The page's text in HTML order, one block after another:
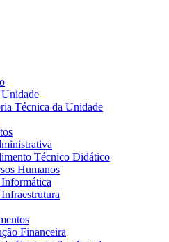
Técnica da Unidade
Técnico Didático
Humanos
Financeira